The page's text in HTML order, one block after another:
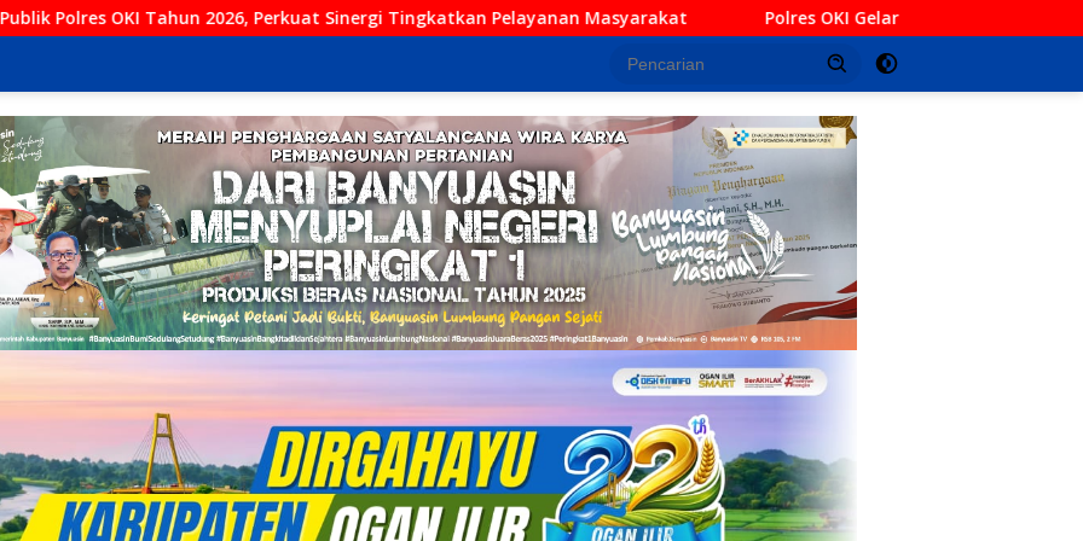
Sinergi Tingkatkan Pelayanan Masyarakat Polres OKI Gelar Forum Konsultasi Publik, Tampung Masukan untuk